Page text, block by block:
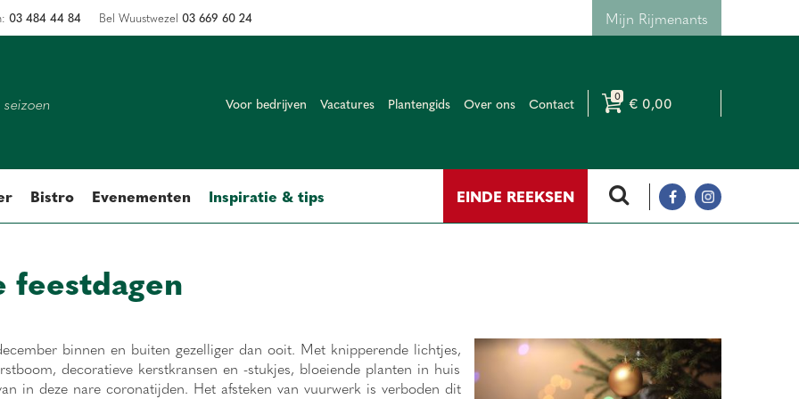
Mijn Rijmenants
Voor bedrijven Vacatures Plantengids Over ons Contact € 0,00
EINDE REEKSEN
Bistro Evenementen Inspiratie & tips
03 484 44 84 Bel Wuustwezel 03 669 60 24
feestdagen
binnen en buiten gezelliger dan ooit. Met knipperende lichtjes,
decoratieve kerstkransen en -stukjes, bloeiende planten in huis
in deze nare coronatijden. Het afsteken van vuurwerk is verboden dit